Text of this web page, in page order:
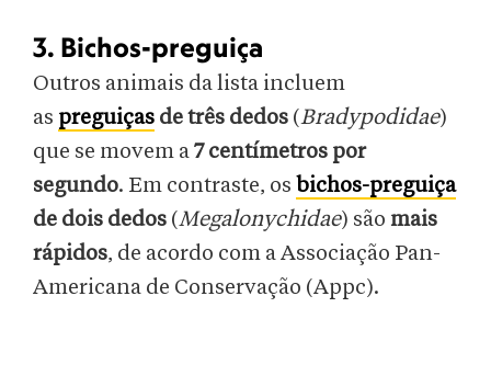
3. Bichos-preguiça
Outros animais da lista incluem
as preguiças de três dedos (Bradypodidae)
que se movem a7 centímetros por
segundo. Em contraste, os bichos-preguiça
de dois dedos (Megalonychidae) são mais
rápidos, de acordo com a Associação Pan-
Americana de Conservação (Appc).